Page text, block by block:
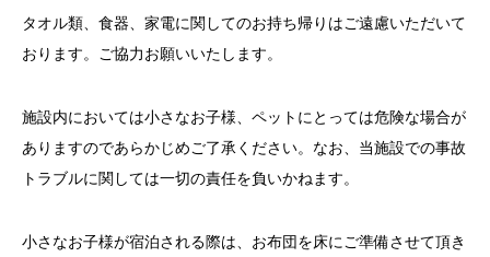
タオル類、食器、家電に関してのお持ち帰りはご遠慮いただいて
おります。ご協力お願いいたします。
施設内においては小さなお子様、ペットにとっては危険な場合が
ありますのであらかじめご了承ください。なお、当施設での事故
トラブルに関しては一切の責任を負いかねます。
小さなお子様が宿泊される際は、お布団を床にご準備させて頂き